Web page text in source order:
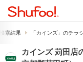
索結果 「カインズ」のチラ
カインズ 苅田店